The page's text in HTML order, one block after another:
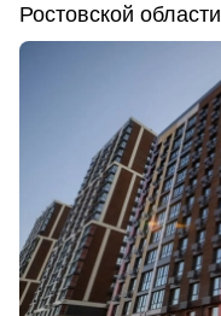
Ростовской области